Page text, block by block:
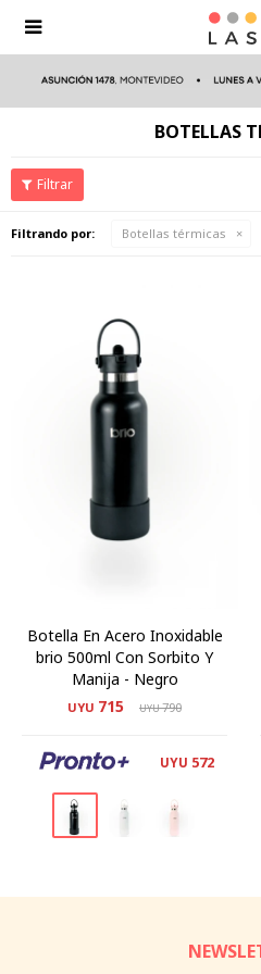

BOTELLAS
Filtrando por: Botellas térmicas
Botella En Acero Inoxidable
brio 500ml Con Sorbito Y
Manija - Negro
UYU 715 UYU790
UYU 572